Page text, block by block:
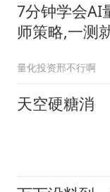
7分钟学会AI
师策略,一测
量化的最优方
Python,不用
能回测? | 量化
量化投资邢不行啊
天空硬糖消